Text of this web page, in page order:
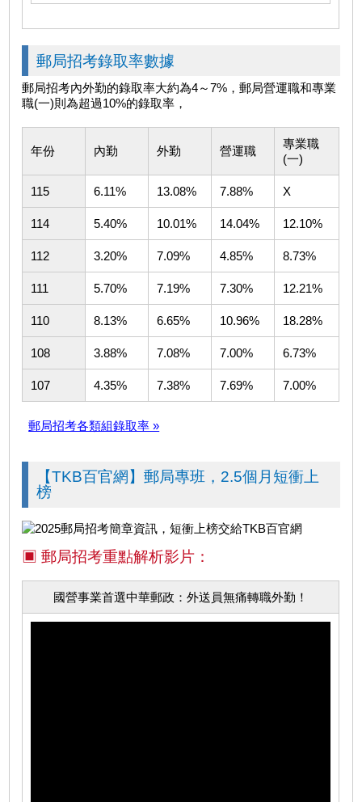
郵局招考錄取率數據
郵局招考內外勤的錄取率大約為4～7%，郵局營運職和專業
職(一)則為超過10%的錄取率，
年份 內勤 外勤 營運職
專業職
(一)
115 6.11% 13.08% 7.88% X
114 5.40% 10.01% 14.04% 12.10%
112 3.20% 7.09% 4.85% 8.73%
111 5.70% 7.19% 7.30% 12.21%
110 8.13% 6.65% 10.96% 18.28%
108 3.88% 7.08% 7.00% 6.73%
107 4.35% 7.38% 7.69% 7.00%
郵局招考各類組錄取率 »
【TKB百官網】郵局專班，2.5個月短衝上
榜
▣ 郵局招考重點解析影片：
國營事業首選中華郵政：外送員無痛轉職外勤！